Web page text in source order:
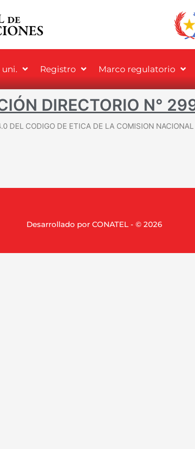
uni. Registro Marco regulatorio
DIRECTORIO N°
DEL CODIGO DE ETICA DE LA COMISION
Desarrollado por CONATEL - © 2026